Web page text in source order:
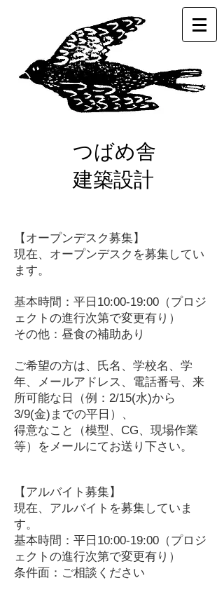
つばめ舎
建築設計
【オープンデスク募集】
現在、オープンデスクを募集してい
ます。
基本時間：平日10:00-19:00（プロジ
ェクトの進行次第で変更有り）
その他：昼食の補助あり
ご希望の方は、氏名、学校名、学
年、メールアドレス、電話番号、来
所可能な日（例：2/15(水)から
3/9(金)までの平日）、
得意なこと（模型、CG、現場作業
等）をメールにてお送り下さい。
【アルバイト募集】
現在、アルバイトを募集していま
す。
基本時間：平日10:00-19:00（プロジ
ェクトの進行次第で変更有り）
条件面：ご相談ください